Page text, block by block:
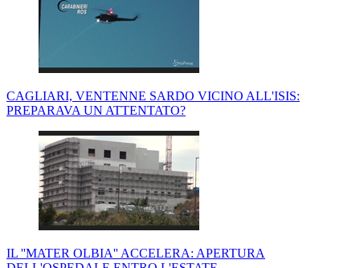
CAGLIARI, VENTENNE SARDO VICINO ALL'ISIS:
PREPARAVA UN ATTENTATO?
IL ''MATER OLBIA'' ACCELERA: APERTURA